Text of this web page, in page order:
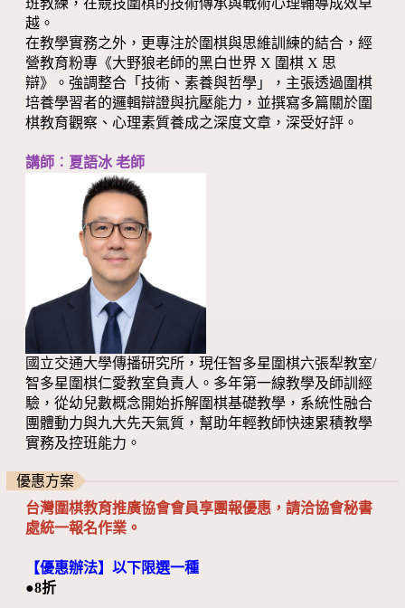
班教練，在競技圍棋的技術傳承與戰術心理輔導成效卓
越。
在教學實務之外，更專注於圍棋與思維訓練的結合，經
營教育粉專《大野狼老師的黑白世界 X 圍棋 X 思
辯》。強調整合「技術、素養與哲學」，主張透過圍棋
培養學習者的邏輯辯證與抗壓能力，並撰寫多篇關於圍
棋教育觀察、心理素質養成之深度文章，深受好評。
講師︰夏語冰 老師
國立交通大學傳播研究所，現任智多星圍棋六張犁教室/
智多星圍棋仁愛教室負責人。多年第一線教學及師訓經
驗，從幼兒數概念開始拆解圍棋基礎教學，系統性融合
團體動力與九大先天氣質，幫助年輕教師快速累積教學
實務及控班能力。
優惠方案
台灣圍棋教育推廣協會會員享團報優惠，請洽協會秘書
處統一報名作業。
【優惠辦法】以下限選一種
●8折